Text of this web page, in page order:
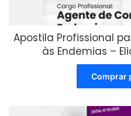
Apostila Profissional
às Endemias –
Comprar